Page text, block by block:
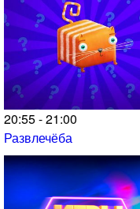
20:55 - 21:00
Развлечёба